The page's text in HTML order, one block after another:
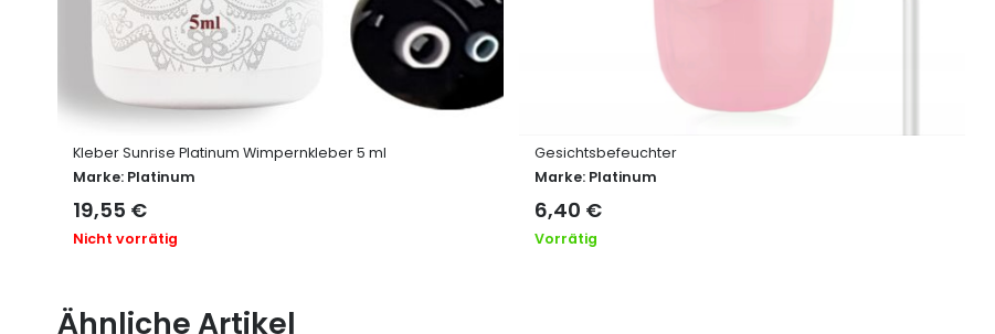
Kleber Sunrise Platinum Wimpernkleber 5 ml
Marke: Platinum
19,55 €
Nicht vorrätig
Gesichtsbefeuchter
Marke: Platinum
6,40 €
Vorrätig
Ähnliche Artikel